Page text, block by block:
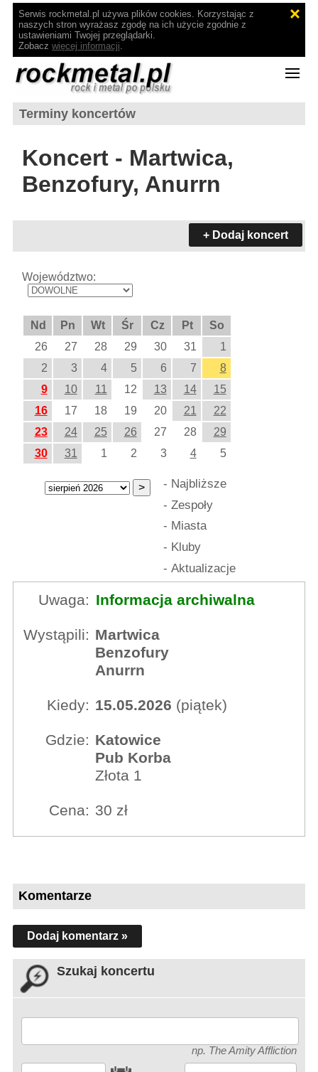
Serwis rockmetal.pl używa plików cookies. Korzystając z
naszych stron wyrażasz zgodę na ich użycie zgodnie z
ustawieniami Twojej przeglądarki.
Zobacz więcej informacji.
Terminy koncertów
Koncert - Martwica,
Benzofury, Anurrn
+ Dodaj koncert
Województwo:
Nd Pn Wt Śr Cz Pt
So
26
27 28 29 30 31
1
2
3 4 5 6 7
8
9
10 11 12 13 14
15
16
17 18 19 20 21
22
23
24 25 26 27 28
29
30
31 1 2 3 4 5
- Najbliższe
- Zespoły
- Miasta
- Kluby
- Aktualizacje
Uwaga: Informacja archiwalna
Wystąpili: Martwica
Benzofury
Anurrn
Kiedy: 15.05.2026 (piątek)
Gdzie: Katowice
Pub Korba
Złota 1
Cena: 30 zł
Komentarze
Dodaj komentarz »
Szukaj koncertu
np. The Amity Affliction